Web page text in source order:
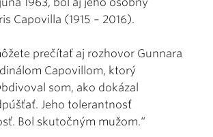
Capovilla (1915 – 2016).
prečítať aj rozhovor Gunnara
Capovillom, ktorý
som, ako dokázal
Jeho tolerantnosť
Bol skutočným mužom.“